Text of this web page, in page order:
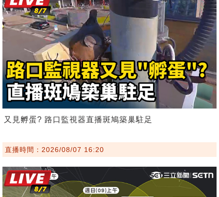
又見孵蛋? 路口監視器直播斑鳩築巢駐足
直播時間：2026/08/07 16:20